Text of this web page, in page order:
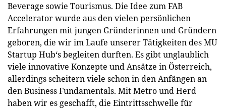
Beverage sowie Tourismus. Die Idee zum FAB
Accelerator wurde aus den vielen persönlichen
Erfahrungen mit jungen Gründerinnen und Gründern
geboren, die wir im Laufe unserer Tätigkeiten des MU
Startup Hub‘s begleiten durften. Es gibt unglaublich
viele innovative Konzepte und Ansätze in Österreich,
allerdings scheitern viele schon in den Anfängen an
den Business Fundamentals. Mit Metro und Herd
haben wir es geschafft, die Eintrittsschwelle für